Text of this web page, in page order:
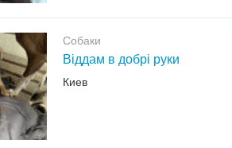
Собаки
Віддам в добрі руки
Киев